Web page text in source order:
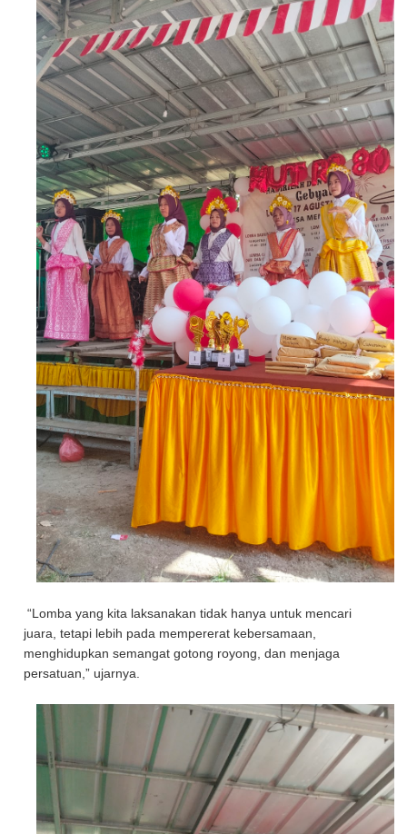
“Lomba yang kita laksanakan tidak hanya untuk mencari
juara, tetapi lebih pada mempererat kebersamaan,
menghidupkan semangat gotong royong, dan menjaga
persatuan,” ujarnya.